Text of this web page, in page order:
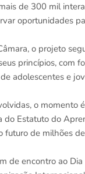
de 300 mil
oportunidades
o projeto
princípios, com
adolescentes e
o momento
do Estatuto do
futuro de milhões
de encontro ao